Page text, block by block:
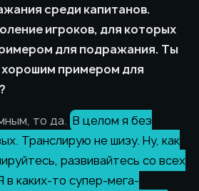
среди капитанов.
игроков, для которых
для подражания. Ты
хорошим примером для
то да. В целом я без
Транслирую не шизу. Ну, как
развивайтесь со всех
в каких-то супер-мега-